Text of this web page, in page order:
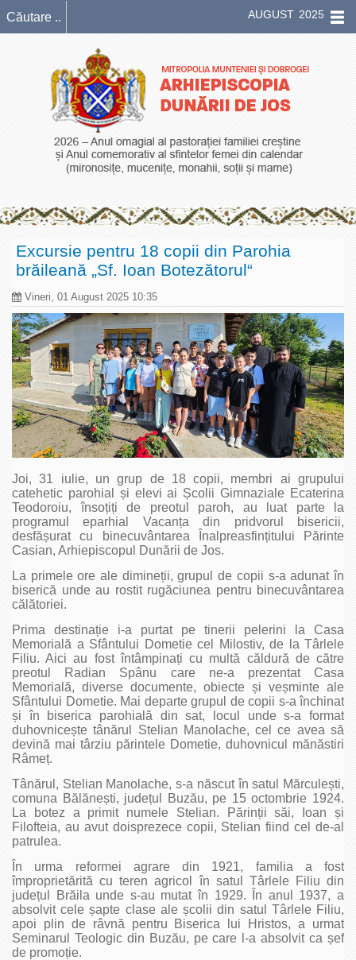
AUGUST 2025
Excursie pentru 18 copii din Parohia
brăileană „Sf. Ioan Botezătorul“
Vineri, 01 August 2025 10:35
Joi, 31 iulie, un grup de 18 copii, membri ai grupului
catehetic parohial și elevi ai Școlii Gimnaziale Ecaterina
Teodoroiu, însoțiți de preotul paroh, au luat parte la
programul eparhial Vacanța din pridvorul bisericii,
desfășurat cu binecuvântarea Înalpreasfințitului Părinte
Casian, Arhiepiscopul Dunării de Jos.
La primele ore ale dimineții, grupul de copii s-a adunat în
biserică unde au rostit rugăciunea pentru binecuvântarea
călătoriei.
Prima destinație i-a purtat pe tinerii pelerini la Casa
Memorială a Sfântului Dometie cel Milostiv, de la Târlele
Filiu. Aici au fost întâmpinați cu multă căldură de către
preotul Radian Spânu care ne-a prezentat Casa
Memorială, diverse documente, obiecte și veșminte ale
Sfântului Dometie. Mai departe grupul de copii s-a închinat
și în biserica parohială din sat, locul unde s-a format
duhovnicește tânărul Stelian Manolache, cel ce avea să
devină mai târziu părintele Dometie, duhovnicul mănăstiri
Râmeț.
Tânărul, Stelian Manolache, s-a născut în satul Mărculești,
comuna Bălănești, județul Buzău, pe 15 octombrie 1924.
La botez a primit numele Stelian. Părinții săi, Ioan și
Filofteia, au avut doisprezece copii, Stelian fiind cel de-al
patrulea.
În urma reformei agrare din 1921, familia a fost
împroprietărită cu teren agricol în satul Târlele Filiu din
județul Brăila unde s-au mutat în 1929. În anul 1937, a
absolvit cele șapte clase ale școlii din satul Târlele Filiu,
apoi plin de râvnă pentru Biserica lui Hristos, a urmat
Seminarul Teologic din Buzău, pe care l-a absolvit ca șef
de promoție.